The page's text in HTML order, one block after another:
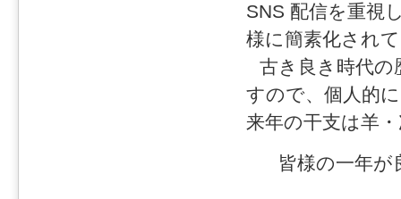
SNS 配信を重視
様に簡素化され
古き良き時代
すので、個人的
来年の干支は羊
皆様の一年が